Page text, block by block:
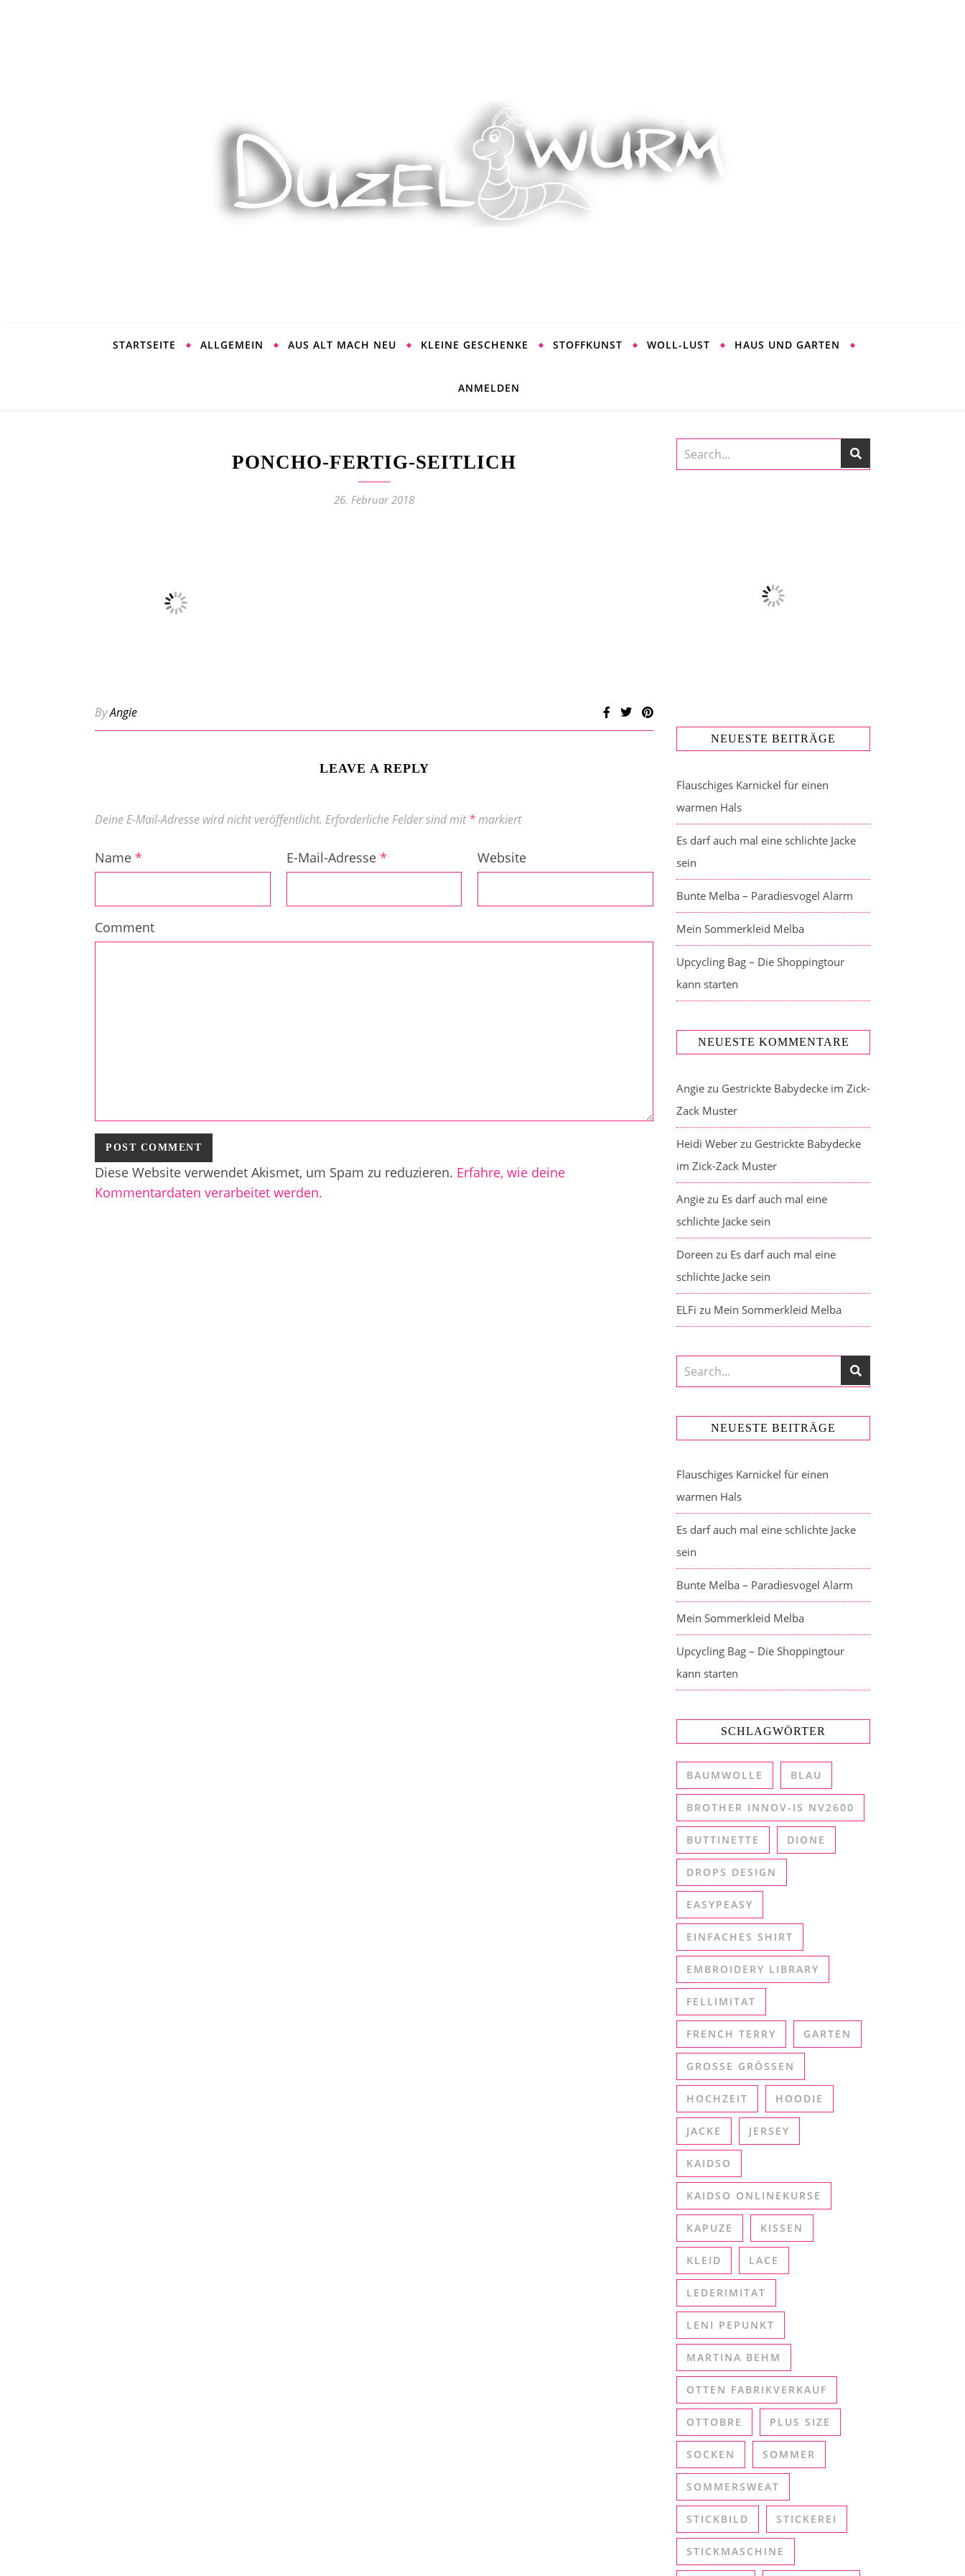
STARTSEITE ALLGEMEIN AUS ALT MACH NEU KLEINE GESCHENKE STOFFKUNST WOLL-LUST HAUS UND GARTEN
ANMELDEN
PONCHO-FERTIG-SEITLICH
26. Februar 2018
ByAngie
LEAVE A REPLY
Deine E-Mail-Adresse wird nicht veröffentlicht. Erforderliche Felder sind mit*markiert
Name * E-Mail-Adresse * Website
Comment
Diese Website verwendet Akismet, um Spam zu reduzieren. Erfahre, wie deine
Kommentardaten verarbeitet werden.
NEUESTE BEITRÄGE
Flauschiges Karnickel für einen
warmen Hals
Es darf auch mal eine schlichte Jacke
sein
Bunte Melba – Paradiesvogel Alarm
Mein Sommerkleid Melba
Upcycling Bag – Die Shoppingtour
kann starten
NEUESTE KOMMENTARE
Angie zu Gestrickte Babydecke im Zick-
Zack Muster
Heidi Weber zu Gestrickte Babydecke
im Zick-Zack Muster
Angie zu Es darf auch mal eine
schlichte Jacke sein
Doreen zu Es darf auch mal eine
schlichte Jacke sein
ELFi zu Mein Sommerkleid Melba
NEUESTE BEITRÄGE
Flauschiges Karnickel für einen
warmen Hals
Es darf auch mal eine schlichte Jacke
sein
Bunte Melba – Paradiesvogel Alarm
Mein Sommerkleid Melba
Upcycling Bag – Die Shoppingtour
kann starten
SCHLAGWÖRTER
BAUMWOLLE BLAU
BROTHER INNOV-IS NV2600
BUTTINETTE DIONE
DROPS DESIGN
EASYPEASY
EINFACHES SHIRT
EMBROIDERY LIBRARY
FELLIMITAT
FRENCH TERRY GARTEN
GROSSE GRÖSSEN
HOCHZEIT HOODIE
JACKE JERSEY
KAIDSO
KAIDSO ONLINEKURSE
KAPUZE KISSEN
KLEID LACE
LEDERIMITAT
LENI PEPUNKT
MARTINA BEHM
OTTEN FABRIKVERKAUF
OTTOBRE PLUS SIZE
SOCKEN SOMMER
SOMMERSWEAT
STICKBILD STICKEREI
STICKMASCHINE